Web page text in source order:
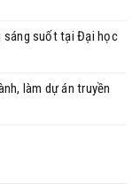
sáng suốt tại Đại học
làm dự án truyền